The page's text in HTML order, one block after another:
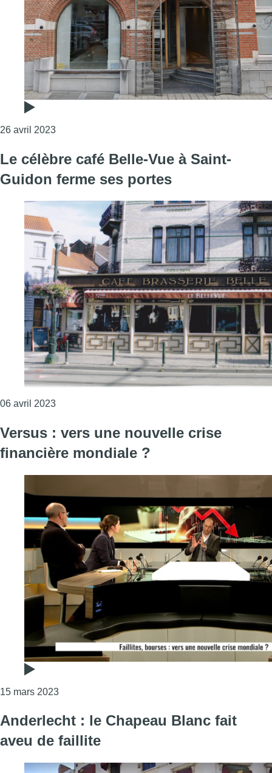
26 avril 2023Consulter l'article "Ganshoren : le restaurant
Le célèbre café Belle-Vue à Saint-
Guidon ferme ses portes
06 avril 2023Consulter l'article "Le célèbre café Belle-Vue à
Versus : vers une nouvelle crise
financière mondiale ?
15 mars 2023Consulter l'article "Versus : vers une nouvelle
Anderlecht : le Chapeau Blanc fait
aveu de faillite